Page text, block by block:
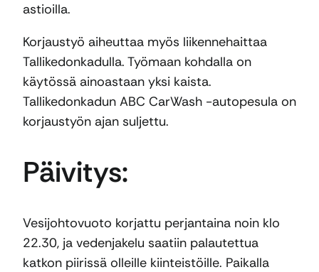
astioilla.
Korjaustyö aiheuttaa myös liikennehaittaa
Tallikedonkadulla. Työmaan kohdalla on
käytössä ainoastaan yksi kaista.
Tallikedonkadun ABC CarWash -autopesula on
korjaustyön ajan suljettu.
Päivitys:
Vesijohtovuoto korjattu perjantaina noin klo
22.30, ja vedenjakelu saatiin palautettua
katkon piirissä olleille kiinteistöille. Paikalla